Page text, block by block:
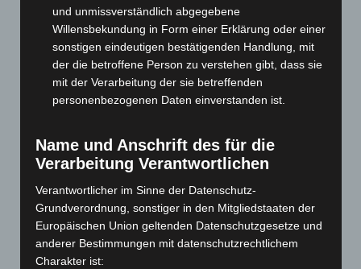
November 2024(94)
Oktober 2024(93)
September 2024(112)
August 2024(107)
Juli 2024(89)
Mai 2024(149)
März 2024
(103)
Februar 2024(103)
Januar 2024(111)
und unmissverständlich abgegebene
Willensbekundung in Form einer Erklärung oder einer
sonstigen eindeutigen bestätigenden Handlung, mit
der die betroffene Person zu verstehen gibt, dass sie
mit der Verarbeitung der sie betreffenden
personenbezogenen Daten einverstanden ist.
Name und Anschrift des für die
Verarbeitung Verantwortlichen
Verantwortlicher im Sinne der Datenschutz-
Grundverordnung, sonstiger in den Mitgliedstaaten der
Europäischen Union geltenden Datenschutzgesetze und
anderer Bestimmungen mit datenschutzrechtlichem
Charakter ist: